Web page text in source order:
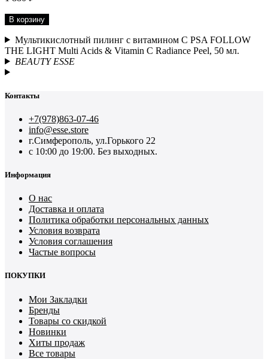
В корзину
Мультикислотный пилинг с витамином С PSA FOLLOW
THE LIGHT Multi Acids & Vitamin C Radiance Peel, 50 мл.
BEAUTY ESSE
Контакты
+7(978)863-07-46
info@esse.store
г.Симферополь, ул.Горького 22
с 10:00 до 19:00. Без выходных.
Информация
О нас
Доставка и оплата
Политика обработки персональных данных
Условия возврата
Условия соглашения
Частые вопросы
ПОКУПКИ
Мои Закладки
Бренды
Товары со скидкой
Новинки
Хиты продаж
Все товары